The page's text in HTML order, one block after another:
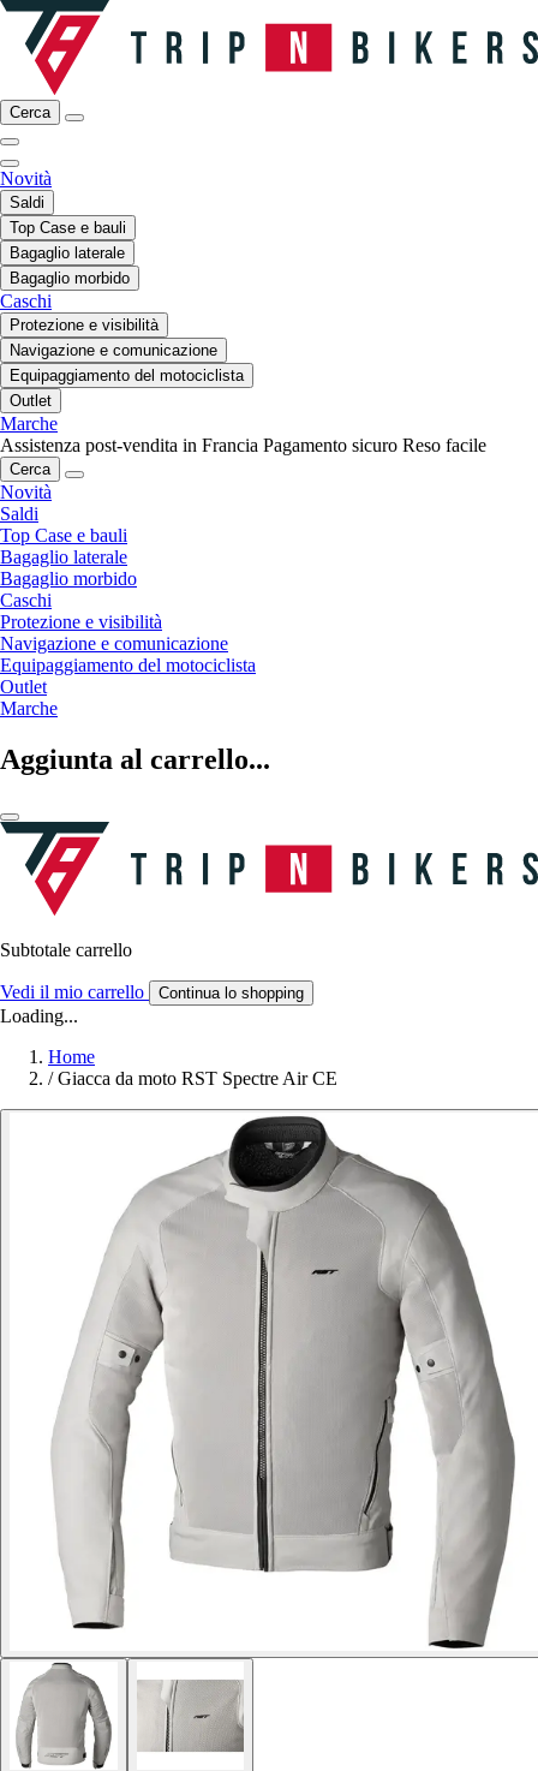
Cerca
Novità
Saldi
Top Case e bauli
Bagaglio laterale
Bagaglio morbido
Caschi
Protezione e visibilità
Navigazione e comunicazione
Equipaggiamento del motociclista
Outlet
Marche
Assistenza post-vendita in Francia Pagamento sicuro Reso facile
Cerca
Novità
Saldi
Top Case e bauli
Bagaglio laterale
Bagaglio morbido
Caschi
Protezione e visibilità
Navigazione e comunicazione
Equipaggiamento del motociclista
Outlet
Marche
Aggiunta al carrello...
Subtotale carrello
Vedi il mio carrello Continua lo shopping
Loading...
Home
/ Giacca da moto RST Spectre Air CE